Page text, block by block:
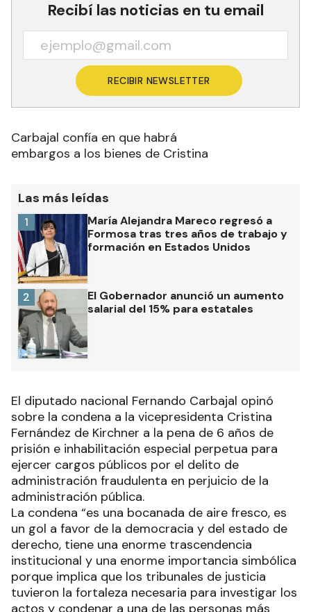
Recibí las noticias en tu email
RECIBIR NEWSLETTER
Carbajal confía en que habrá
embargos a los bienes de Cristina
Las más leídas
María Alejandra Mareco regresó a
Formosa tras tres años de trabajo y
formación en Estados Unidos
1
El Gobernador anunció un aumento
salarial del 15% para estatales
2
El diputado nacional Fernando Carbajal opinó
sobre la condena a la vicepresidenta Cristina
Fernández de Kirchner a la pena de 6 años de
prisión e inhabilitación especial perpetua para
ejercer cargos públicos por el delito de
administración fraudulenta en perjuicio de la
administración pública.
La condena “es una bocanada de aire fresco, es
un gol a favor de la democracia y del estado de
derecho, tiene una enorme trascendencia
institucional y una enorme importancia simbólica
porque implica que los tribunales de justicia
tuvieron la fortaleza necesaria para investigar los